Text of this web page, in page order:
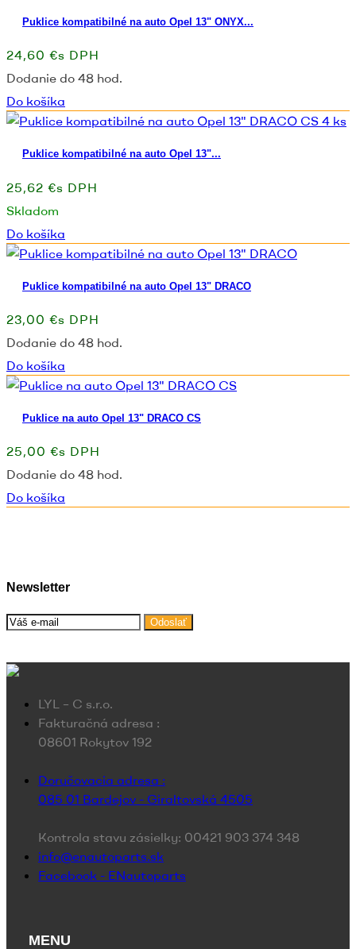
Puklice kompatibilné na auto Opel 13" ONYX...
24,60 €s DPH
Dodanie do 48 hod.
Do košíka
Puklice kompatibilné na auto Opel 13"...
25,62 €s DPH
Skladom
Do košíka
Puklice kompatibilné na auto Opel 13" DRACO
23,00 €s DPH
Dodanie do 48 hod.
Do košíka
Puklice na auto Opel 13" DRACO CS
25,00 €s DPH
Dodanie do 48 hod.
Do košíka
Newsletter
Odoslať
LYL – C s.r.o.
Fakturačná adresa :
08601 Rokytov 192
Doručovacia adresa :
085 01 Bardejov - Giraltovská 4505
Kontrola stavu zásielky: 00421 903 374 348
info@enautoparts.sk
Facebook - ENautoparts
MENU